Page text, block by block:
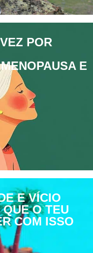
POR
E
E VÍCIO
O TEU
COM ISSO